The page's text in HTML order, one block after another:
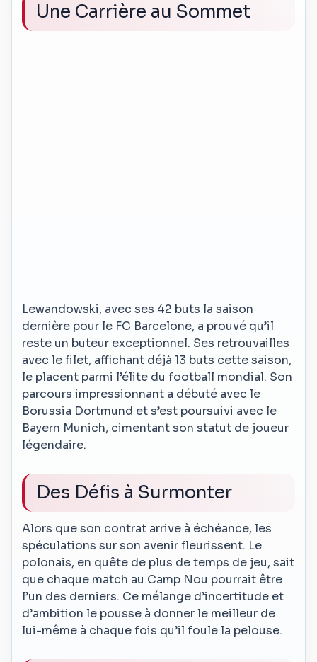
Une Carrière au Sommet
Lewandowski, avec ses 42 buts la saison
dernière pour le FC Barcelone, a prouvé qu’il
reste un buteur exceptionnel. Ses retrouvailles
avec le filet, affichant déjà 13 buts cette saison,
le placent parmi l’élite du football mondial. Son
parcours impressionnant a débuté avec le
Borussia Dortmund et s’est poursuivi avec le
Bayern Munich, cimentant son statut de joueur
légendaire.
Des Défis à Surmonter
Alors que son contrat arrive à échéance, les
spéculations sur son avenir fleurissent. Le
polonais, en quête de plus de temps de jeu, sait
que chaque match au Camp Nou pourrait être
l’un des derniers. Ce mélange d’incertitude et
d’ambition le pousse à donner le meilleur de
lui-même à chaque fois qu’il foule la pelouse.